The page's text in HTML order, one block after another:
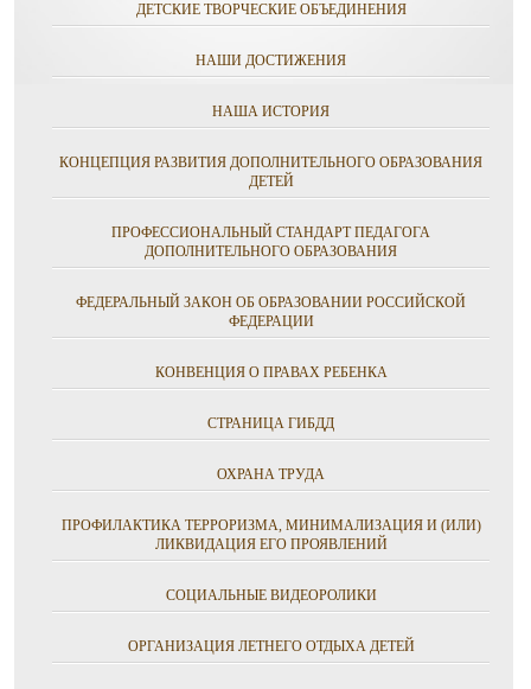
ДЕТСКИЕ ТВОРЧЕСКИЕ ОБЪЕДИНЕНИЯ
НАШИ ДОСТИЖЕНИЯ
НАША ИСТОРИЯ
КОНЦЕПЦИЯ РАЗВИТИЯ ДОПОЛНИТЕЛЬНОГО ОБРАЗОВАНИЯ
ДЕТЕЙ
ПРОФЕССИОНАЛЬНЫЙ СТАНДАРТ ПЕДАГОГА
ДОПОЛНИТЕЛЬНОГО ОБРАЗОВАНИЯ
ФЕДЕРАЛЬНЫЙ ЗАКОН ОБ ОБРАЗОВАНИИ РОССИЙСКОЙ
ФЕДЕРАЦИИ
КОНВЕНЦИЯ О ПРАВАХ РЕБЕНКА
СТРАНИЦА ГИБДД
ОХРАНА ТРУДА
ПРОФИЛАКТИКА ТЕРРОРИЗМА, МИНИМАЛИЗАЦИЯ И (ИЛИ)
ЛИКВИДАЦИЯ ЕГО ПРОЯВЛЕНИЙ
СОЦИАЛЬНЫЕ ВИДЕОРОЛИКИ
ОРГАНИЗАЦИЯ ЛЕТНЕГО ОТДЫХА ДЕТЕЙ